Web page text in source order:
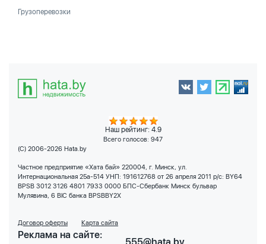
Грузоперевозки
Наш рейтинг: 4.9
Всего голосов: 947
(C) 2006-2026 Hata.by
Частное предприятие «Хата бай» 220004, г. Минск, ул.
Интернациональная 25а-514 УНП: 191612768 от 26 апреля 2011 р/с: BY64
BPSB 3012 3126 4801 7933 0000 БПС-Сбербанк Минск бульвар
Мулявина, 6 BIC банка BPSBBY2X
Договор оферты Карта сайта
Реклама на сайте: